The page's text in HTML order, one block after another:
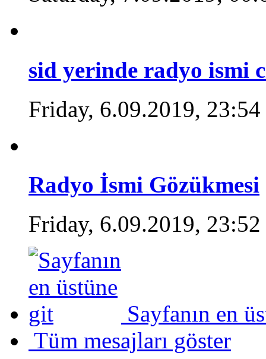
sid yerinde radyo ismi
Friday, 6.09.2019, 23:54
Radyo İsmi Gözükmesi
Friday, 6.09.2019, 23:52
Sayfanın en
Tüm mesajları göster